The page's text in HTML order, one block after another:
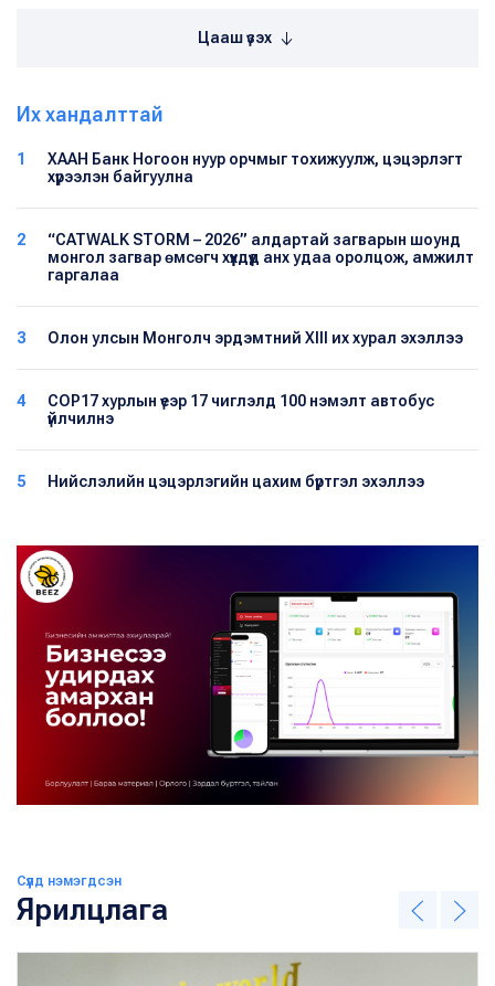
Цааш үзэх
Их хандалттай
1
ХААН Банк Ногоон нуур орчмыг тохижуулж, цэцэрлэгт
хүрээлэн байгуулна
2
“CATWALK STORM – 2026” алдартай загварын шоунд
монгол загвар өмсөгч хүүхдүүд анх удаа оролцож, амжилт
гаргалаа
3 Олон улсын Монголч эрдэмтний XIII их хурал эхэллээ
4
COP17 хурлын үеэр 17 чиглэлд 100 нэмэлт автобус
үйлчилнэ
5 Нийслэлийн цэцэрлэгийн цахим бүртгэл эхэллээ
Сүүлд нэмэгдсэн
Ярилцлага